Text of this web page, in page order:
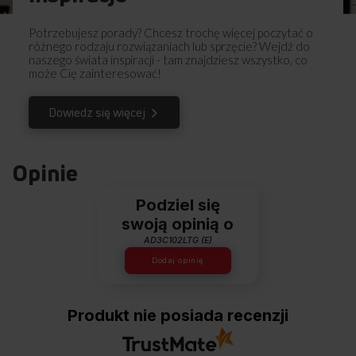
o środowisko
Zastanawiasz się, ile suszarka zużywa prądu? Teraz dzięki
czytelnej informacji na panelu możesz dobrać parametry
suszenia do swoich preferencji. Czytelny wskaźnik
poinformuje cię o przybliżonym zużyciu energii w danym
programie i przy użyciu konkretnej funkcji. Pełna wiedza =
optymalny wybór i oszczędność!
Potrzebujesz porady? Chcesz trochę więcej poczytać o
różnego rodzaju rozwiązaniach lub sprzęcie? Wejdź do
naszego świata inspiracji - tam znajdziesz wszystko, co
może Cię zainteresować!
Dowiedz się więcej
Opinie
Podziel się
swoją opinią o
AD3C102LTG (E)
Dodaj opinię
Produkt nie posiada recenzji